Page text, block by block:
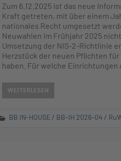
Zum 6.12.2025 ist das neue
Kraft getreten, mit über einem
nationales Recht umgesetzt
Neuwahlen im Frühjahr 2025
Umsetzung der NIS-2-Richtlinie
Herzstück der neuen Pflichten
haben. Für welche
WEITERLESEN
BB IN-HOUSE / BB-IH 2026-04 /